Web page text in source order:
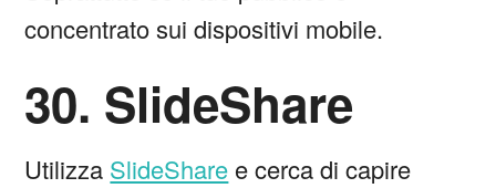
concentrato sui dispositivi mobile.
30. SlideShare
Utilizza SlideShare e cerca di capire